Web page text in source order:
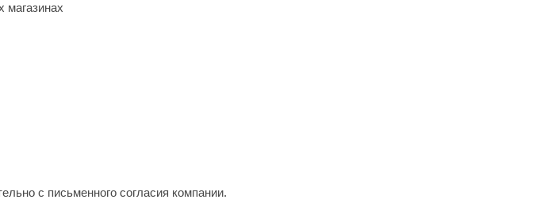
магазинах
с письменного согласия компании.